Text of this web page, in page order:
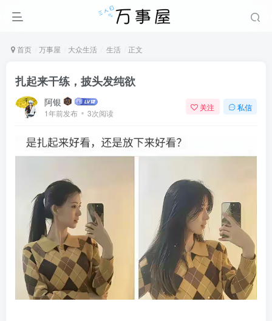
首页 万事屋 大众生活 生活 正文
扎起来干练，披头发纯欲
阿银
1年前发布 3次阅读
关注 私信